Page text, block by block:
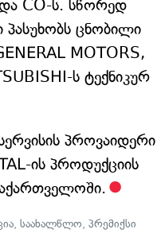
CO-ს. სწორედ
პასუხობს ცნობილი
MOTORS,
ს ტექნიკურ
პროვაიდერი
ის პროდუქციის
, საახალწლო, პრემიქსი